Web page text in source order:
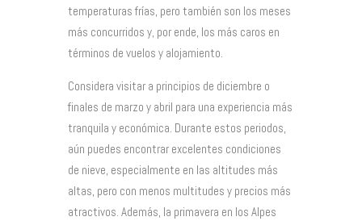
temperaturas frías, pero también son los meses
más concurridos y, por ende, los más caros en
términos de vuelos y alojamiento.
Considera visitar a principios de diciembre o
finales de marzo y abril para una experiencia más
tranquila y económica. Durante estos periodos,
aún puedes encontrar excelentes condiciones
de nieve, especialmente en las altitudes más
altas, pero con menos multitudes y precios más
atractivos. Además, la primavera en los Alpes